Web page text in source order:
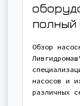
полный
Обзор
насосов и
различных